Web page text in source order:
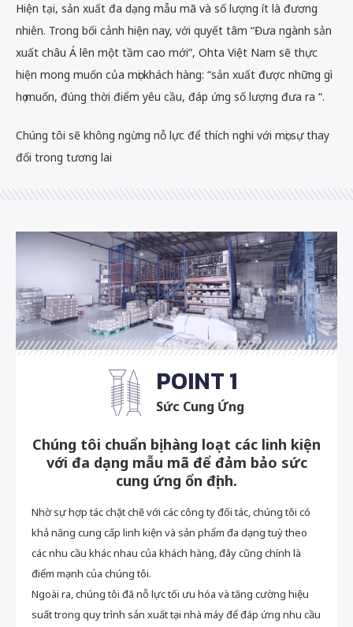
Hiện tại, sản xuất đa dạng mẫu mã và số lượng ít là đương
nhiên. Trong bối cảnh hiện nay, với quyết tâm “Đưa ngành sản
xuất châu Á lên một tầm cao mới”, Ohta Việt Nam sẽ thực
hiện mong muốn của mọi khách hàng: “sản xuất được những gì
họ muốn, đúng thời điểm yêu cầu, đáp ứng số lượng đưa ra “.
Chúng tôi sẽ không ngừng nỗ lực để thích nghi với mọi sự thay
đổi trong tương lai
POINT 1
Sức Cung Ứng
Chúng tôi chuẩn bị hàng loạt các linh kiện
với đa dạng mẫu mã để đảm bảo sức
cung ứng ổn định.
Nhờ sự hợp tác chặt chẽ với các công ty đối tác, chúng tôi có
khả năng cung cấp linh kiện và sản phẩm đa dạng tuỳ theo
các nhu cầu khác nhau của khách hàng, đây cũng chính là
điểm mạnh của chúng tôi.
Ngoài ra, chúng tôi đã nỗ lực tối ưu hóa và tăng cường hiệu
suất trong quy trình sản xuất tại nhà máy để đáp ứng nhu cầu